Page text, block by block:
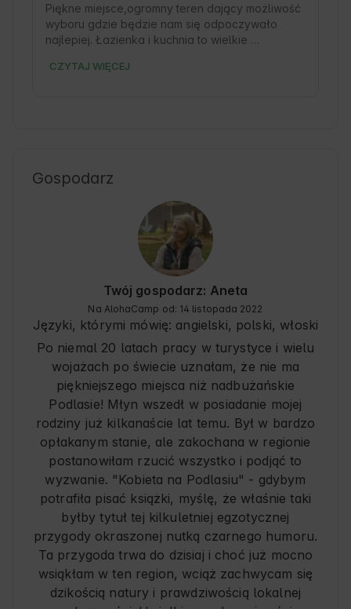
Piękne miejsce,ogromny teren dający możliwość
wyboru gdzie będzie nam się odpoczywało
najlepiej. Łazienka i kuchnia to wielkie
campingu,bardzo komfortowe,nowoczesne i
CZYTAJ WIĘCEJ
Gospodarz
Twój gospodarz: Aneta
Na AlohaCamp od: 14 listopada 2022
Języki, którymi mówię: angielski, polski, włoski
Po niemal 20 latach pracy w turystyce i wielu
wojażach po świecie uznałam, że nie ma
piękniejszego miejsca niż nadbużańskie
Podlasie! Młyn wszedł w posiadanie mojej
rodziny już kilkanaście lat temu. Był w bardzo
opłakanym stanie, ale zakochana w regionie
postanowiłam rzucić wszystko i podjąć to
wyzwanie. "Kobieta na Podlasiu" - gdybym
potrafiła pisać książki, myślę, że właśnie taki
byłby tytuł tej kilkuletniej egzotycznej
przygody okraszonej nutką czarnego humoru.
Ta przygoda trwa do dzisiaj i choć już mocno
wsiąkłam w ten region, wciąż zachwycam się
dzikością natury i prawdziwością lokalnej